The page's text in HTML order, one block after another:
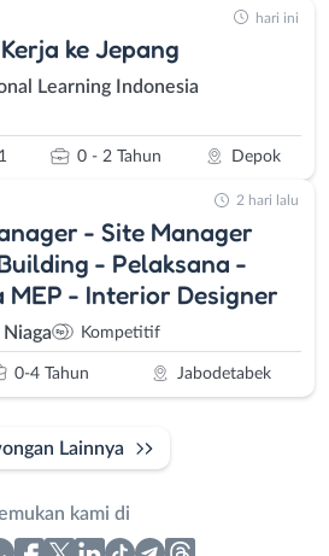
ke Jepang
Learning Indonesia
0 - 2 Tahun Depok
hari ini
- Site Manager
- Pelaksana -
MEP - Interior Designer
Kompetitif
0-4 Tahun Jabodetabek
2 hari lalu
Lainnya
kami di